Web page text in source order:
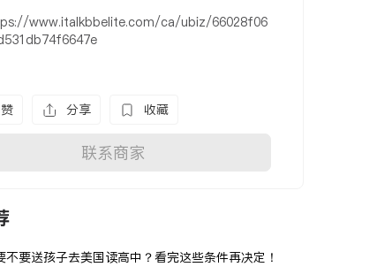
www.italkbbelite.com/ca/ubiz/66028f06
分享 收藏
联系商家
不要送孩子去美国读高中？看完这些条件再决定！